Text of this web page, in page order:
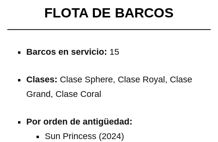
FLOTA DE BARCOS
Barcos en servicio: 15
Clases: Clase Sphere, Clase Royal, Clase
Grand, Clase Coral
Por orden de antigüedad:
Sun Princess (2024)